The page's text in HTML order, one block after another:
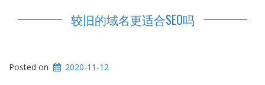
较旧的域名更适合SEO吗
Posted on 2020-11-12